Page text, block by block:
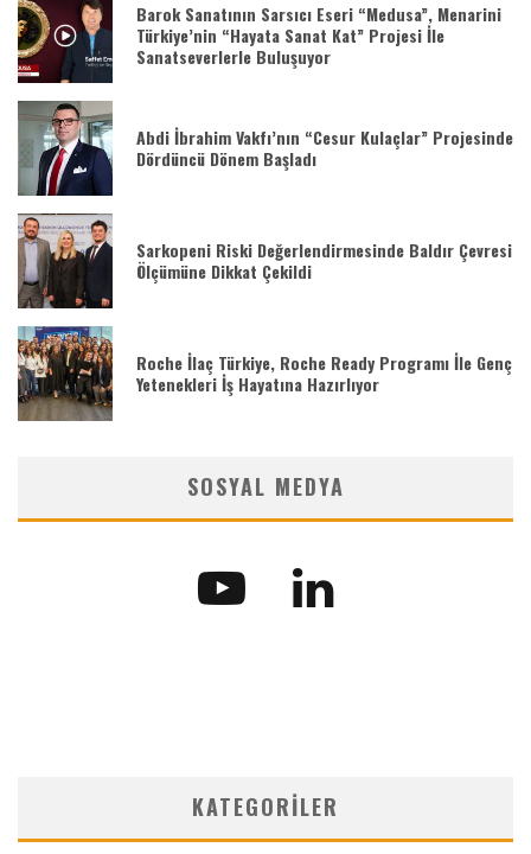
Barok Sanatının Sarsıcı Eseri “Medusa”, Menarini
Türkiye’nin “Hayata Sanat Kat” Projesi İle
Sanatseverlerle Buluşuyor
Abdi İbrahim Vakfı’nın “Cesur Kulaçlar” Projesinde
Dördüncü Dönem Başladı
Sarkopeni Riski Değerlendirmesinde Baldır Çevresi
Ölçümüne Dikkat Çekildi
Roche İlaç Türkiye, Roche Ready Programı İle Genç
Yetenekleri İş Hayatına Hazırlıyor
SOSYAL MEDYA
KATEGORILER